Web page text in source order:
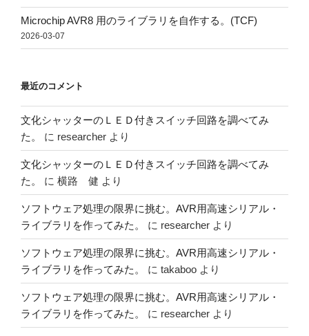
Microchip AVR8 用のライブラリを自作する。(TCF)
2026-03-07
最近のコメント
文化シャッターのＬＥＤ付きスイッチ回路を調べてみ
た。
に researcher より
文化シャッターのＬＥＤ付きスイッチ回路を調べてみ
た。
に 横路 健 より
ソフトウェア処理の限界に挑む。AVR用高速シリアル・
ライブラリを作ってみた。
に researcher より
ソフトウェア処理の限界に挑む。AVR用高速シリアル・
ライブラリを作ってみた。
に takaboo より
ソフトウェア処理の限界に挑む。AVR用高速シリアル・
ライブラリを作ってみた。
に researcher より